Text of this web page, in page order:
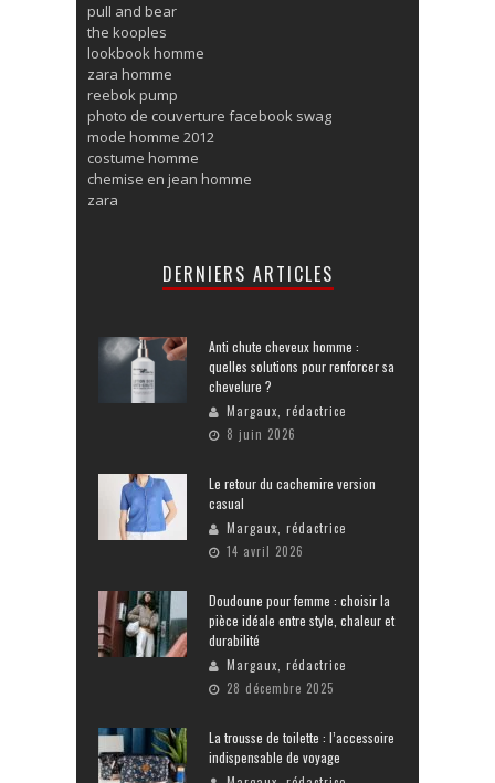
pull and bear
the kooples
lookbook homme
zara homme
reebok pump
photo de couverture facebook swag
mode homme 2012
costume homme
chemise en jean homme
zara
DERNIERS ARTICLES
Anti chute cheveux homme :
quelles solutions pour renforcer sa
chevelure ?
Margaux, rédactrice
8 juin 2026
Le retour du cachemire version
casual
Margaux, rédactrice
14 avril 2026
Doudoune pour femme : choisir la
pièce idéale entre style, chaleur et
durabilité
Margaux, rédactrice
28 décembre 2025
La trousse de toilette : l’accessoire
indispensable de voyage